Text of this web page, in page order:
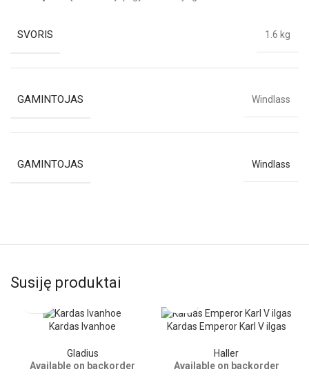
SVORIS 1.6 kg
GAMINTOJAS Windlass
GAMINTOJAS Windlass
Susiję produktai
Kardas Ivanhoe
Gladius
Available on backorder
Kardas Emperor Karl V ilgas
Haller
Available on backorder